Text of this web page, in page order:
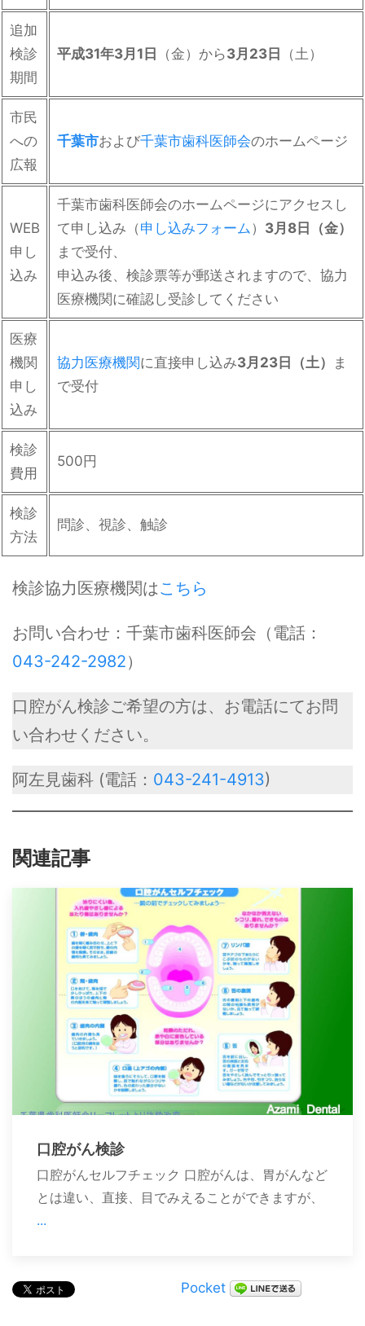
追加
検診
期間
平成31年3月1日 （金）から3月23日 （土）
市民
への
広報
千葉市および千葉市歯科医師会のホームページ
WEB
申し
込み
千葉市歯科医師会のホームページにアクセスし
て申し込み（申し込みフォーム ） 3月8日（金）
まで受付、
申込み後、検診票等が郵送されますので、協力
医療機関に確認し受診してください
医療
機関
申し
込み
協力医療機関に直接申し込み3月23日（土）
ま
で受付
検診
費用
500円
検診
方法
問診、視診、触診
検診協力医療機関はこちら
お問い合わせ：千葉市歯科医師会（電話：
043-242-2982）
口腔がん検診ご希望の方は、お電話にてお問
い合わせください。
阿左見歯科 (電話： 043-241-4913)
関連記事
口腔がん検診
口腔がんセルフチェック 口腔がんは、胃がんなど
とは違い、直接、目でみえることができますが、
...
Pocket